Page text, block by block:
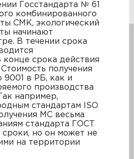
Госстандарта № 61
комбинированного
СМК, экологический
начинают
В течении срока
срока действия
получения
9001 в РБ, как и
производства
например,
стандартам ISO
МС весьма
стандарта ГОСТ
но он может не
на территории